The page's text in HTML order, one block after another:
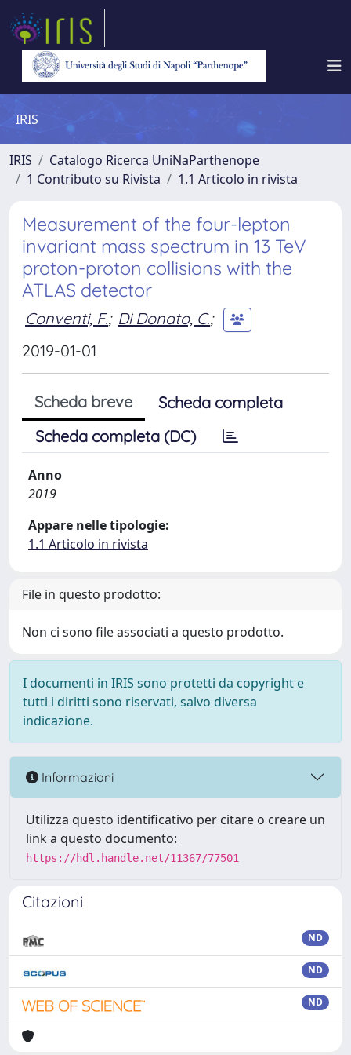
IRIS
IRIS
Catalogo Ricerca UniNaParthenope
1 Contributo su Rivista
1.1 Articolo in rivista
Measurement of the four-lepton
invariant mass spectrum in 13 TeV
proton-proton collisions with the
ATLAS detector
Conventi, F.; Di Donato, C.;
2019-01-01
Scheda breve
Scheda completa
Scheda completa (DC)
Anno
2019
Appare nelle tipologie:
1.1 Articolo in rivista
File in questo prodotto:
Non ci sono file associati a questo prodotto.
I documenti in IRIS sono protetti da copyright e
tutti i diritti sono riservati, salvo diversa
indicazione.
Informazioni
Utilizza questo identificativo per citare o creare un
link a questo documento:
https://hdl.handle.net/11367/77501
Citazioni
ND
ND
ND